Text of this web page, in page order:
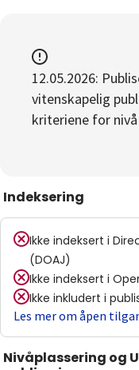
12.05.2026:
vitenskapelig
kriteriene for nivå
Indeksering
Ikke indeksert i
(DOAJ)
Ikke indeksert i
Ikke inkludert i
Les mer om åpen
Nivåplassering og